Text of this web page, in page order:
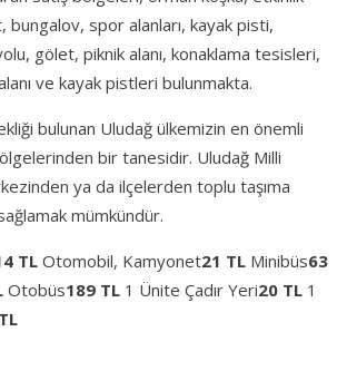
bungalov, spor alanları, kayak pisti,
gölet, piknik alanı, konaklama tesisleri,
ve kayak pistleri bulunmakta.
bulunan Uludağ ülkemizin en önemli
bir tanesidir. Uludağ Milli
ya da ilçelerden toplu taşıma
mümkündür.
TL Otomobil, Kamyonet21 TL Minibüs63
Otobüs189 TL 1 Ünite Çadır Yeri20 TL 1